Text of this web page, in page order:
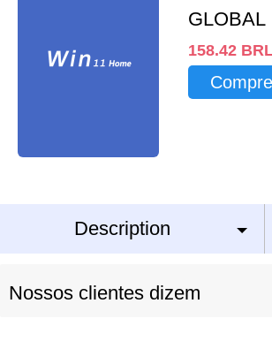
GLOBAL
158.42
Compre
Description
Nossos clientes dizem